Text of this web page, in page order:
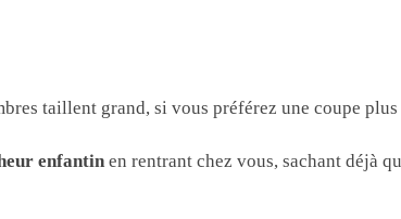
taillent grand, si vous préférez une coupe
enfantin en rentrant chez vous, sachant déjà